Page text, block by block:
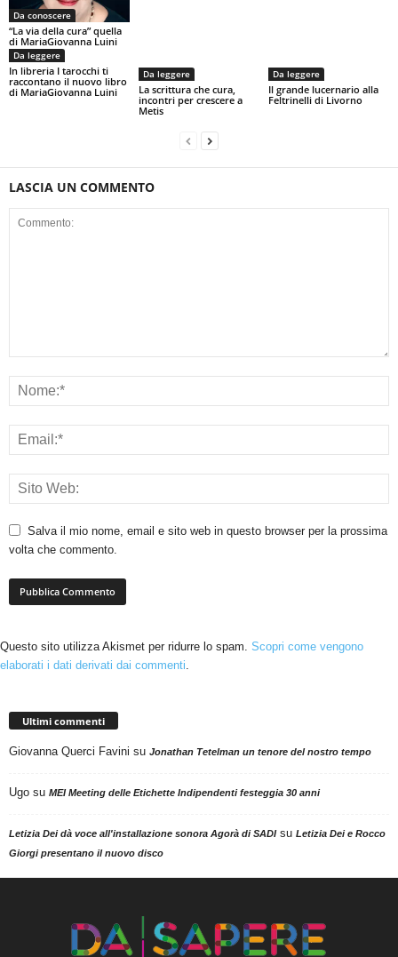
Da conoscere
“La via della cura” quella
di MariaGiovanna Luini
Da leggere
In libreria I tarocchi ti
raccontano il nuovo libro
di MariaGiovanna Luini
Da leggere
La scrittura che cura,
incontri per crescere a
Metis
Da leggere
Il grande lucernario alla
Feltrinelli di Livorno
LASCIA UN COMMENTO
Salva il mio nome, email e sito web in questo browser per la prossima
volta che commento.
Questo sito utilizza Akismet per ridurre lo spam. Scopri come vengono
elaborati i dati derivati dai commenti.
Ultimi commenti
Giovanna Querci Favini su Jonathan Tetelman un tenore del nostro tempo
Ugo su MEI Meeting delle Etichette Indipendenti festeggia 30 anni
Letizia Dei dà voce all'installazione sonora Agorà di SADIsu Letizia Dei e Rocco
Giorgi presentano il nuovo disco